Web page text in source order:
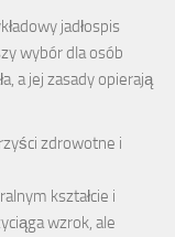
jadłospis
wybór dla osób
a jej zasady opierają
zdrowotne i
kształcie i
wzrok, ale